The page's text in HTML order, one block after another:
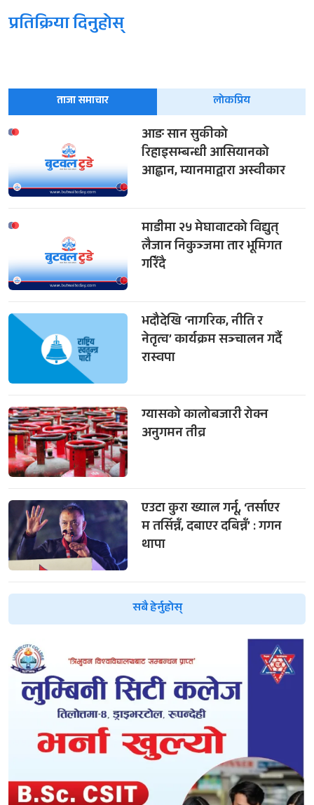
प्रतिक्रिया दिनुहोस्
ताजा समाचार लोकप्रिय
आङ सान सुकीको
रिहाइसम्बन्धी आसियानको
आह्वान, म्यानमाद्वारा अस्वीकार
माडीमा २५ मेघावाटको विद्युत्
लैजान निकुञ्जमा तार भूमिगत
गरिँदै
भदौदेखि ‘नागरिक, नीति र
नेतृत्व’ कार्यक्रम सञ्चालन गर्दै
रास्वपा
ग्यासको कालोबजारी रोक्न
अनुगमन तीव्र
एउटा कुरा ख्याल गर्नू, ‘तर्साएर
म तर्सिन्नँ, दबाएर दबिन्नँ’ : गगन
थापा
सबै हेर्नुहोस्